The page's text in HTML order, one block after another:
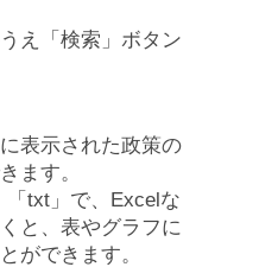
え「検索」ボタン
表示された政策の
ます。
txt」で、Excelな
と、表やグラフに
ができます。